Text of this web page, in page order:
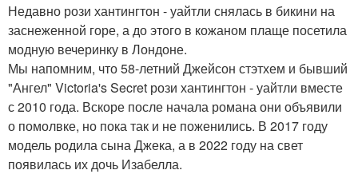
Недавно рози хантингтон - уайтли снялась в бикини на
заснеженной горе, а до этого в кожаном плаще посетила
модную вечеринку в Лондоне.
Мы напомним, что 58-летний Джейсон стэтхем и бывший
"Ангел" Victoria's Secret рози хантингтон - уайтли вместе
с 2010 года. Вскоре после начала романа они объявили
о помолвке, но пока так и не поженились. В 2017 году
модель родила сына Джека, а в 2022 году на свет
появилась их дочь Изабелла.